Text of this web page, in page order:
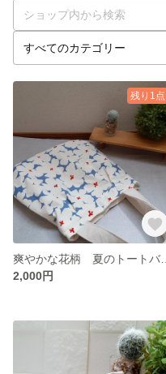
残り1点
爽やかな花柄 夏のトートバッグ
2,000円